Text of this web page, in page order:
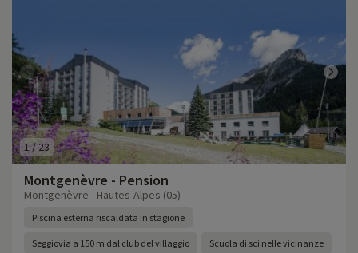
1/ 23
Montgenèvre - Pension
Montgenèvre - Hautes-Alpes (05)
Piscina esterna riscaldata in stagione
Seggiovia a 150 m dal club del villaggio Scuola di sci nelle vicinanze